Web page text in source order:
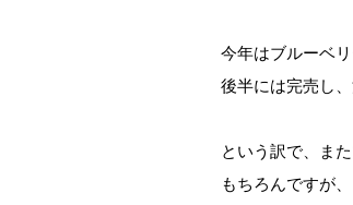
今年はブルーベ
後半には完売し
という訳で、ま
もちろんですが